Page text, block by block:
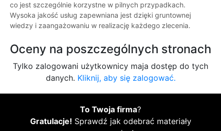
co jest szczególnie korzystne w pilnych przypadkach.
Wysoka jakość usług zapewniana jest dzięki gruntownej
wiedzy i zaangażowaniu w realizację każdego zlecenia.
Oceny na poszczególnych stronach
Tylko zalogowani użytkownicy maja dostęp do tych
danych. Kliknij, aby się zalogować.
To Twoja firma?
Gratulacje! Sprawdź jak odebrać materiały